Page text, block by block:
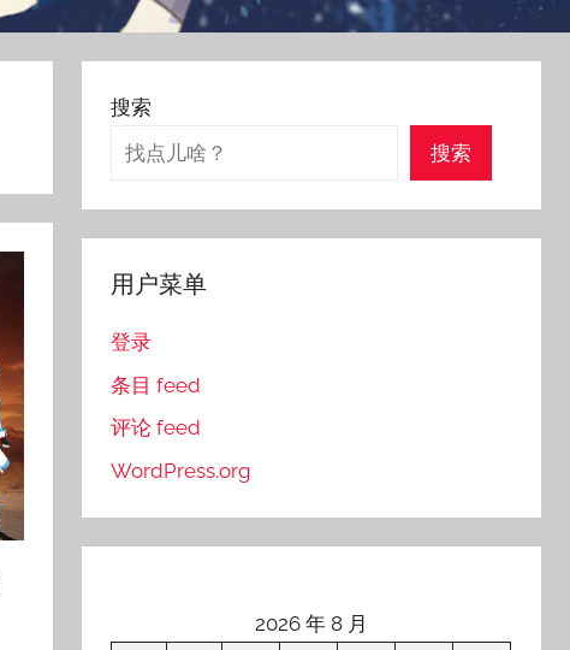
搜索
搜索
用户菜单
登录
条目 feed
评论 feed
WordPress.org
2026 年 8 月